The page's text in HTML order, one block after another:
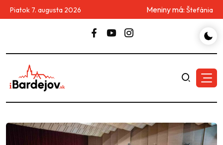
Piatok 7. augusta 2026 Meniny má: Štefánia